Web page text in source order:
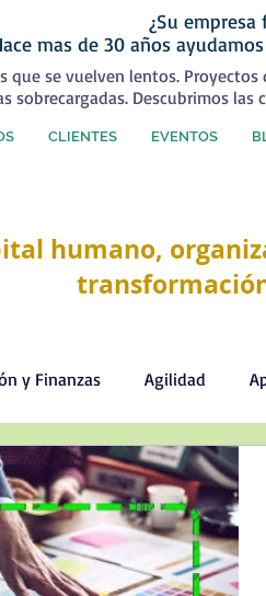
¿Su
mas de 30 años
que se vuelven lentos.
sobrecargadas. Descubrimos
CLIENTES EVENTOS
humano,
y Finanzas Agilidad
Comercial Comunicación
Tecnología Informática